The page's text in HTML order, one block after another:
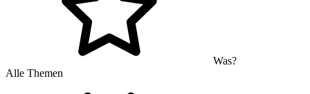
Was?
Alle Themen